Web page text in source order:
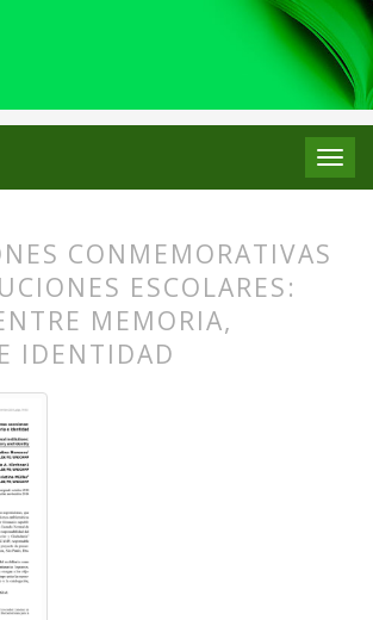
CONMEMORATIVAS
ESCOLARES:
MEMORIA,
IDENTIDAD